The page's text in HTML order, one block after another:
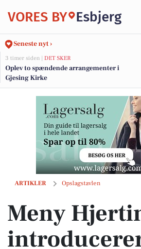
VORES BY Esbjerg
Seneste nyt ›
3 timer siden | DET SKER
Oplev to spændende arrangementer i
Gjesing Kirke
ARTIKLER Opslagstavlen
Meny Hjerting introducerer ægte
Meny